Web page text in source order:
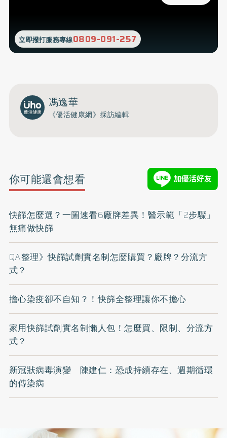
立即撥打服務專線0809-091-257
馮逸華
《優活健康網》採訪編輯
你可能還會想看
快篩怎麼選？一圖速看6廠牌差異！醫示範「2步驟」
無痛做快篩
QA整理》快篩試劑實名制怎麼購買？廠牌？分流方
式？
擔心染疫卻不自知？！快篩全整理讓你不擔心
家用快篩試劑實名制懶人包！怎麼買、限制、分流方
式？
新冠狀病毒演變 陳建仁：恐成持續存在、週期循環
的傳染病